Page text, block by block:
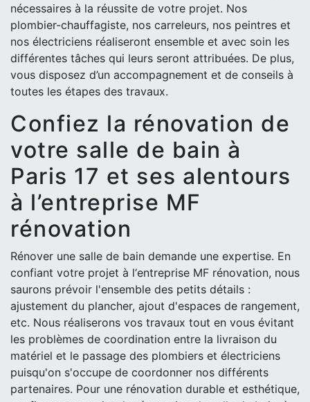
nécessaires à la réussite de votre projet. Nos
plombier-chauffagiste, nos carreleurs, nos peintres et
nos électriciens réaliseront ensemble et avec soin les
différentes tâches qui leurs seront attribuées. De plus,
vous disposez d’un accompagnement et de conseils à
toutes les étapes des travaux.
Confiez la rénovation de
votre salle de bain à
Paris 17 et ses alentours
à l’entreprise MF
rénovation
Rénover une salle de bain demande une expertise. En
confiant votre projet à l‘entreprise MF rénovation, nous
saurons prévoir l'ensemble des petits détails :
ajustement du plancher, ajout d'espaces de rangement,
etc. Nous réaliserons vos travaux tout en vous évitant
les problèmes de coordination entre la livraison du
matériel et le passage des plombiers et électriciens
puisqu'on s'occupe de coordonner nos différents
partenaires. Pour une rénovation durable et esthétique,